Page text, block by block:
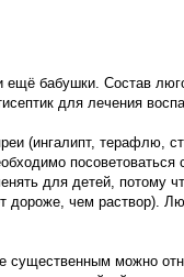
ещё бабушки. Состав
для лечения
(ингалипт, терафлю,
для детей, потому
дороже, чем раствор).
можно